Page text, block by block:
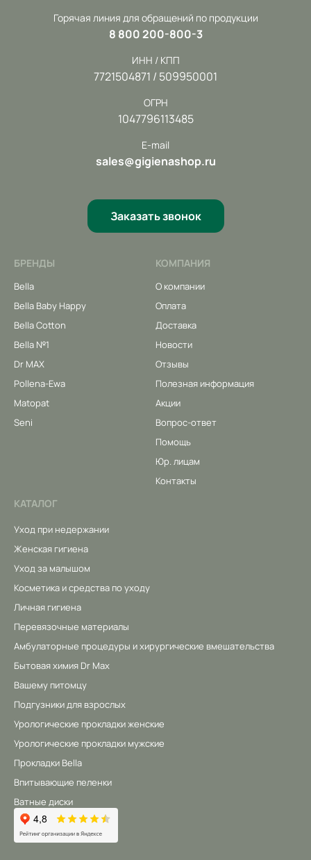
Горячая линия для обращений по продукции
8 800 200-800-3
ИНН / КПП
7721504871 / 509950001
ОГРН
1047796113485
E-mail
sales@gigienashop.ru
Заказать звонок
БРЕНДЫ
Bella
Bella Baby Happy
Bella Cotton
Bella №1
Dr MAX
Pollena-Ewa
Matopat
Seni
КОМПАНИЯ
О компании
Оплата
Доставка
Новости
Отзывы
Полезная информация
Акции
Вопрос-ответ
Помощь
Юр. лицам
Контакты
КАТАЛОГ
Уход при недержании
Женская гигиена
Уход за малышом
Косметика и средства по уходу
Личная гигиена
Перевязочные материалы
Амбулаторные процедуры и хирургические вмешательства
Бытовая химия Dr Max
Вашему питомцу
Подгузники для взрослых
Урологические прокладки женские
Урологические прокладки мужские
Прокладки Bella
Впитывающие пеленки
Ватные диски